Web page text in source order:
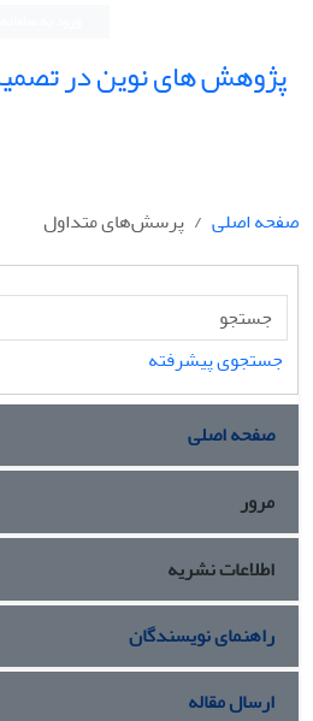
پژوهش های نوین در
صفحه اصلی پرسش‌های متداول
جستجوی پیشرفته
صفحه اصلی
مرور
اطلاعات نشریه
راهنمای نویسندگان
ارسال مقاله